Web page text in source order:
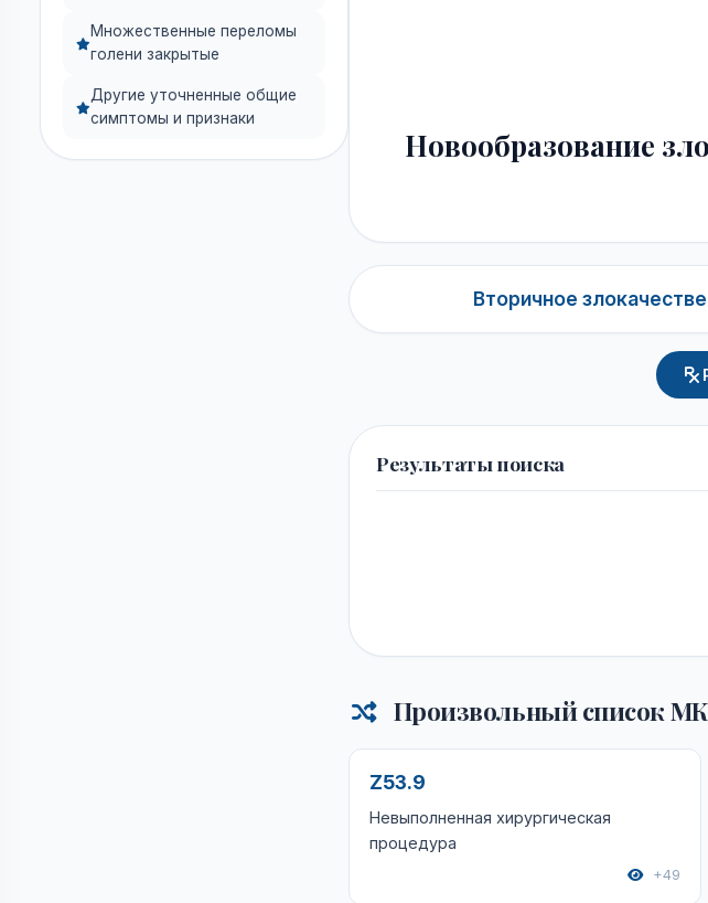
Множественные переломы
голени закрытые
Другие уточненные общие
симптомы и признаки
Новообразование
Вторичное
Результаты поиска
Произвольный список
Z53.9
Невыполненная хирургическая
процедура
+49